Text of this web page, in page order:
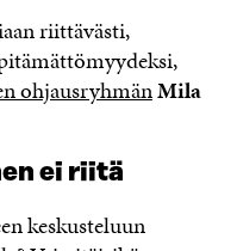
riittävästi,
ohjausryhmänMila
ei riitä
keskusteluun